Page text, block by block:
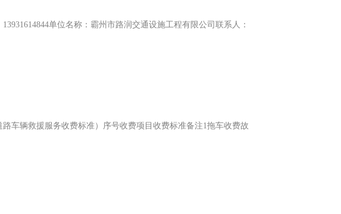
单位名称：霸州市路润交通设施工程有限公司联系人：
车辆救援服务收费标准）序号收费项目收费标准备注1拖车收费故